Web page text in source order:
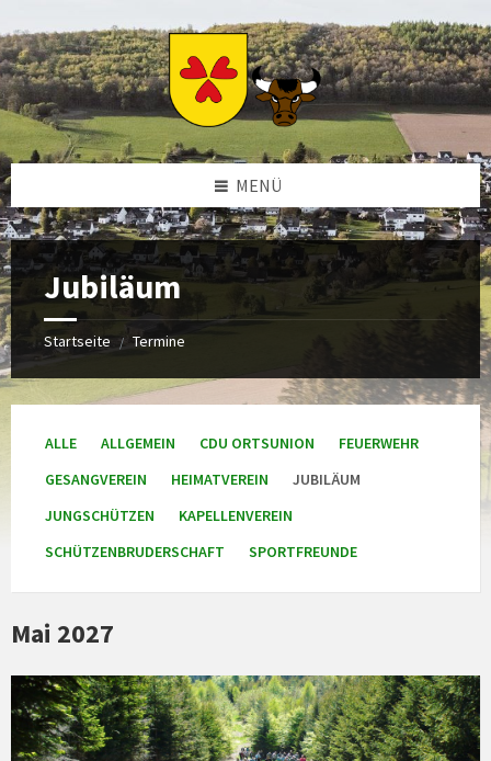
Inhalt
springen
linken
Sidebar
springen
rechten
Sidebar
springen
Footer
springen
MENÜ
Jubiläum
Startseite / Termine
ALLE ALLGEMEIN CDU ORTSUNION
FEUERWEHR
GESANGVEREIN
HEIMATVEREIN
JUBILÄUM
JUNGSCHÜTZEN
KAPELLENVEREIN
SCHÜTZENBRUDERSCHAFT
SPORTFREUNDE
Mai 2027